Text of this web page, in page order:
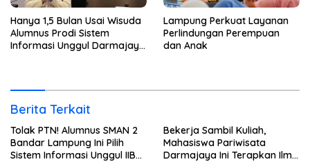
Hanya 1,5 Bulan Usai Wisuda
Alumnus Prodi Sistem
Informasi Unggul Darmajaya
Lampung Perkuat Layanan
Perlindungan Perempuan
dan Anak
Berita Terkait
Tolak PTN! Alumnus SMAN 2
Bandar Lampung Ini Pilih
Sistem Informasi Unggul IIB
Bekerja Sambil Kuliah,
Mahasiswa Pariwisata
Darmajaya Ini Terapkan Ilmu